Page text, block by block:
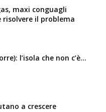
maxi conguagli
il problema
l’isola che non c’è…
a crescere